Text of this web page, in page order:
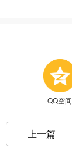
QQ空间
上一篇